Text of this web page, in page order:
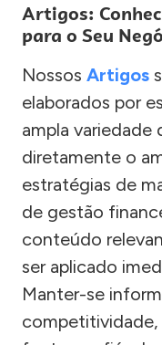
Artigos:
para o Seu
Nossos Artigos
elaborados por
ampla variedade
diretamente o
estratégias de
de gestão
conteúdo
ser aplicado
Manter-se
competitividade,